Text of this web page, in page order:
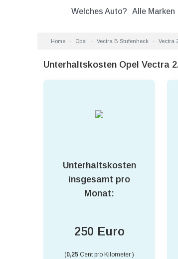
Welches Auto? Alle Marken
Home Opel Vectra B Stufenheck Vectra
Unterhaltskosten Opel Vectra
Unterhaltskosten
insgesamt pro
Monat:
250 Euro
(0,25 Cent pro Kilometer )